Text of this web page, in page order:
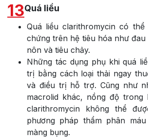
13Quá liều
Quá liều clarithromycin có
chứng trên hệ tiêu hóa như
nôn và tiêu chảy.
Những tác dụng phụ khi quá
trị bằng cách loại thải ngay
và điều trị hỗ trợ. Cũng như
macrolid khác, nồng độ trong
clarithromycin không thể
phương pháp thẩm phân
màng bụng.